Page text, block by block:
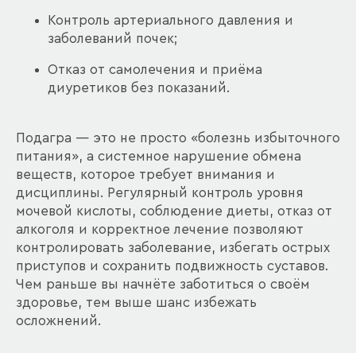
Контроль артериального давления и
заболеваний почек;
Отказ от самолечения и приёма
диуретиков без показаний.
Подагра — это не просто «болезнь избыточного
питания», а системное нарушение обмена
веществ, которое требует внимания и
дисциплины. Регулярный контроль уровня
мочевой кислоты, соблюдение диеты, отказ от
алкоголя и корректное лечение позволяют
контролировать заболевание, избегать острых
приступов и сохранить подвижность суставов.
Чем раньше вы начнёте заботиться о своём
здоровье, тем выше шанс избежать
осложнений.